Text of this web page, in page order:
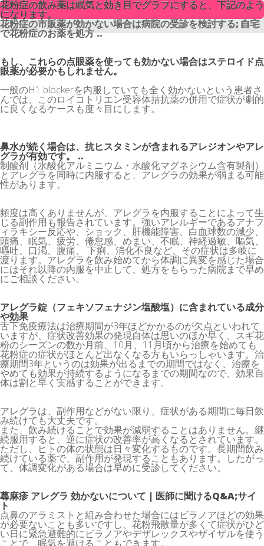
花粉症の飲み薬は眠気と効き目でグラフにすると、下記のよう
になります。
花粉症の市販薬が効かない場合は病院の受診を検討する; 自宅
で花粉症のお薬を処方 ..
もし、これらの点眼薬を使っても効かない場合はステロイド点
眼薬が必要かもしれません。
一般のH1 blockerを内服していても全く効かないという患者さ
んでは、このロイコトリエン受容体拮抗薬の併用で症状が劇的
に良くなるケースも度々目にします。
鼻水が続く場合は、抗ヒスタミンが含まれるアレジオンやアレ
グラが有効です。 ..
制酸剤（水酸化アルミニウム・水酸化マグネシウム含有製剤）
とアレグラを同時に内服すると、アレグラの効果が弱まる可能
性があります。
頻度は高くありませんが、アレグラを内服することによって生
じる副作用も報告されています。強いアレルギーであるアナフ
ィラキシー反応や、ショック、肝機能障害、白血球数の減少、
頭痛、眠気、疲労、倦怠感、めまい、不眠、神経過敏、嘔気、
嘔吐、口渇、腹痛、 下痢、消化不良など、その症状は多岐に
渡ります。アレグラを飲み始めてから体調に異変を感じた場合
にはそれ以降の内服を中止して、処方をもらった病院まで早め
にご相談ください。
アレグラ錠（フェキソフェナジン塩酸塩）に含まれている成分
や効果
舌下免疫療法は治療期間が3年ほどかかるのが欠点といわれて
いますが、症状改善効果の発現自体は思いのほか早く、スギ花
粉のシーズンの数か月前、10月、11月頃から治療を始めても
花粉症の症状がほとんど出なくなる方もいらっしゃいます。治
療期間3年というのは効果が出るまでの期間ではなく、治療を
やめても効果が持続するようになるまでの期間なので、効果自
体は割と早く実感することができます。
アレグラは、副作用などがない限り、症状がある期間に毎日飲
み続けても大丈夫です。
また、飲み続けることで効果が減弱することはありません。継
続服用すると、逆に症状の改善率が高くなるとされています。
ただし、ヒトの体の状態は日々変化するものです。長期間飲み
続けている薬で、副作用が発現することもあります。したがっ
て、体調変化がある場合は早めに受診してください。
蕁麻疹 アレグラ 効かないについて | 医師に聞けるQ&A;サイ
ト
点鼻のアラミストと組み合わせた場合にはビラノアほどの効果
が必要ないことも多いですし、花粉飛散量が多くて症状がひど
い日に緊急避難的にビラノアやデザレックスやザイザルを使う
ことで、眠気を避けることもできます。
花粉症の飲み薬は眠気と効き目でグラフにすると、下記のよう
になります。
花粉症の市販薬が効かない場合は病院の受診を検討する; 自宅
で花粉症のお薬を処方 ..